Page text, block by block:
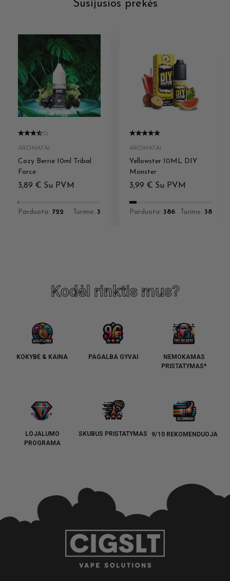
Susijusios prekės
AROMATAI
Cozy Berrie 10ml Tribal
Force
3,89 € Su PVM
Parduota: 722 Turime: 3
AROMATAI
Yellowster 10ML DIY
Monster
3,99 € Su PVM
Parduota: 386 Turime: 38
Kodėl rinktis mus?
KOKYBĖ & KAINA PAGALBA GYVAI
NEMOKAMAS
PRISTATYMAS*
LOJALUMO
PROGRAMA
SKUBUS PRISTATYMAS 9/10 REKOMENDUOJA